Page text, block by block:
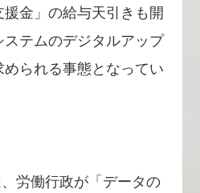
援金」の給与天引きも開
テムのデジタルアップ
られる事態となってい
労働行政が「データの